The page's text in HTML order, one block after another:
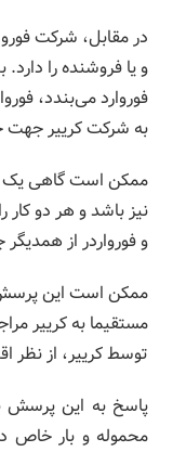
در مقابل، شرکت
و یا فروشنده را دارد.
فوروارد می‌بندد،
به شرکت کرییر جهت
ممکن است گاهی یک
نیز باشد و هر دو کار
و فورواردر از
ممکن است این پرسش
مستقیما به کرییر
توسط کرییر، از نظر
پاسخ به این پرسش
محموله و بار خاص